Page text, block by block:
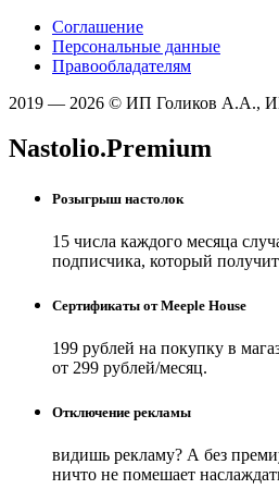
Соглашение
Персональные данные
Правообладателям
2019 — 2026 © ИП Голиков А.А.,
Nastolio.Premium
Розыгрыш настолок
15 числа каждого месяца
подписчика, который
Сертификаты от Meeple House
199 рублей на покупку в
от 299 рублей/месяц.
Отключение рекламы
видишь рекламу? А без
ничто не помешает